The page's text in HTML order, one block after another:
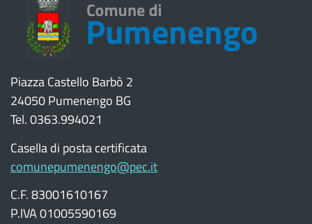
Piazza Castello Barbò 2
24050 Pumenengo BG
Tel. 0363.994021
Casella di posta certificata
comunepumenengo@pec.it
C.F. 83001610167
P.IVA 01005590169